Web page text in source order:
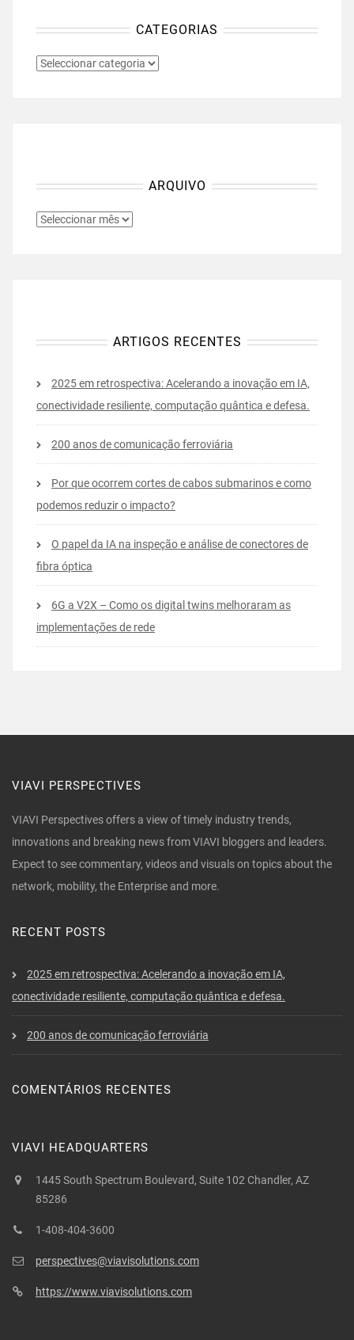
CATEGORIAS
CATEGORIAS
ARQUIVO
ARQUIVO
ARTIGOS RECENTES
2025 em retrospectiva: Acelerando a inovação em IA,
conectividade resiliente, computação quântica e defesa.
200 anos de comunicação ferroviária
Por que ocorrem cortes de cabos submarinos e como
podemos reduzir o impacto?
O papel da IA na inspeção e análise de conectores de
fibra óptica
6G a V2X – Como os digital twins melhoraram as
implementações de rede
VIAVI PERSPECTIVES
VIAVI Perspectives offers a view of timely industry trends,
innovations and breaking news from VIAVI bloggers and leaders.
Expect to see commentary, videos and visuals on topics about the
network, mobility, the Enterprise and more.
RECENT POSTS
2025 em retrospectiva: Acelerando a inovação em IA,
conectividade resiliente, computação quântica e defesa.
200 anos de comunicação ferroviária
COMENTÁRIOS RECENTES
VIAVI HEADQUARTERS
1445 South Spectrum Boulevard, Suite 102 Chandler, AZ
85286
1-408-404-3600
perspectives@viavisolutions.com
https://www.viavisolutions.com